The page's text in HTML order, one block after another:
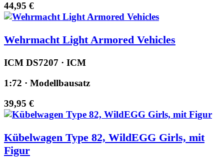
44,95 €
Wehrmacht Light Armored Vehicles
ICM DS7207 · ICM
1:72 · Modellbausatz
39,95 €
Kübelwagen Type 82, WildEGG Girls, mit
Figur